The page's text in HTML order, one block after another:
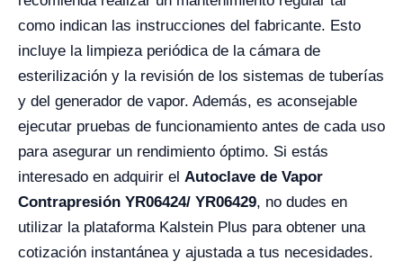
como indican las instrucciones del fabricante. Esto
incluye la limpieza periódica de la cámara de
esterilización y la revisión de los sistemas de tuberías
y del generador de vapor. Además, es aconsejable
ejecutar pruebas de funcionamiento antes de cada uso
para asegurar un rendimiento óptimo. Si estás
interesado en adquirir el Autoclave de Vapor
Contrapresión YR06424/ YR06429, no dudes en
utilizar la plataforma Kalstein Plus para obtener una
cotización instantánea y ajustada a tus necesidades.